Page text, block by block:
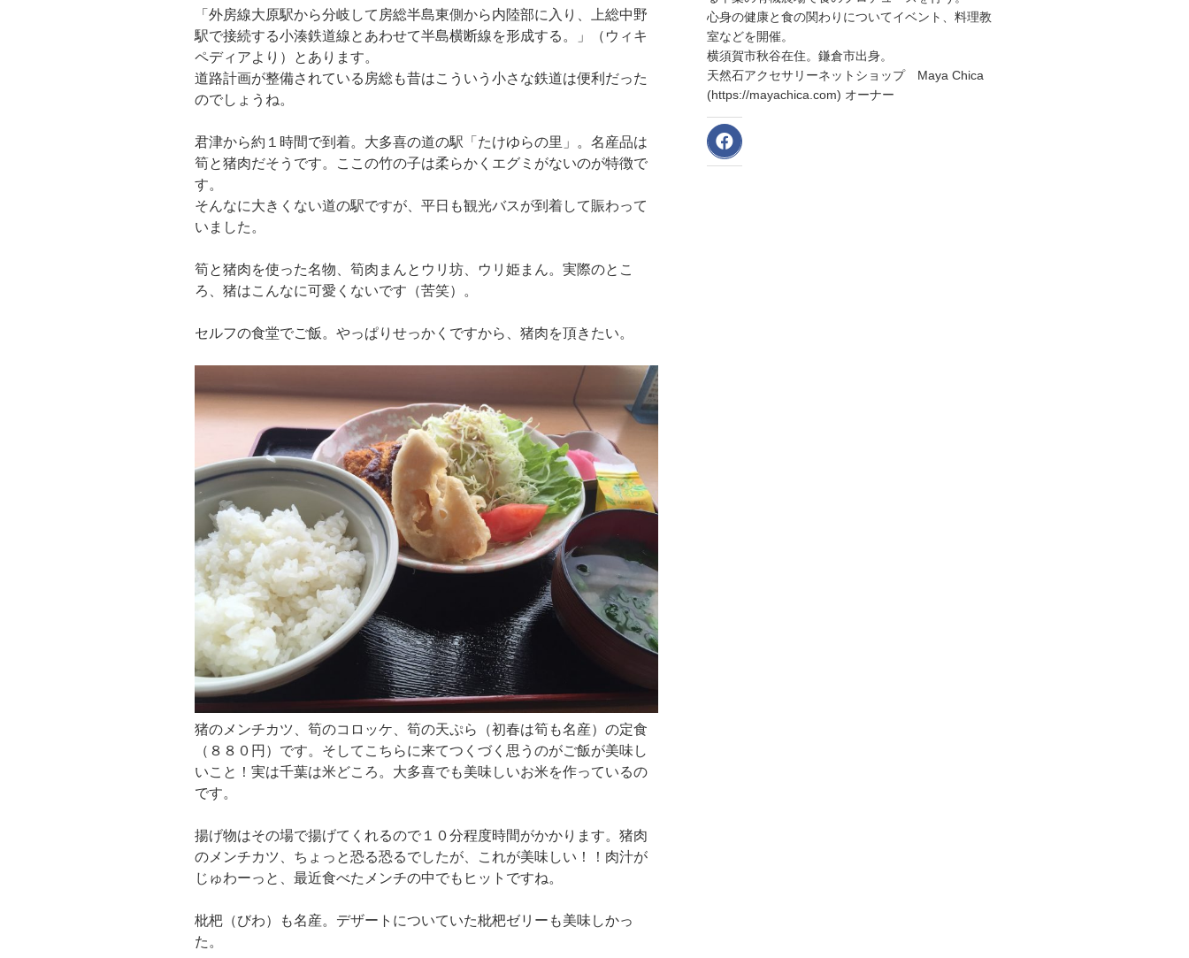
「外房線大原駅から分岐して房総半島東側から内陸部に入り、上総中野
駅で接続する小湊鉄道線とあわせて半島横断線を形成する。」（ウィキ
ペディアより）とあります。
道路計画が整備されている房総も昔はこういう小さな鉄道は便利だった
のでしょうね。
君津から約１時間で到着。大多喜の道の駅「たけゆらの里」。名産品は
筍と猪肉だそうです。ここの竹の子は柔らかくエグミがないのが特徴で
す。
そんなに大きくない道の駅ですが、平日も観光バスが到着して賑わって
いました。
筍と猪肉を使った名物、筍肉まんとウリ坊、ウリ姫まん。実際のとこ
ろ、猪はこんなに可愛くないです（苦笑）。
セルフの食堂でご飯。やっぱりせっかくですから、猪肉を頂きたい。
猪のメンチカツ、筍のコロッケ、筍の天ぷら（初春は筍も名産）の定食
（８８０円）です。そしてこちらに来てつくづく思うのがご飯が美味し
いこと！実は千葉は米どころ。大多喜でも美味しいお米を作っているの
です。
揚げ物はその場で揚げてくれるので１０分程度時間がかかります。猪肉
のメンチカツ、ちょっと恐る恐るでしたが、これが美味しい！！肉汁が
じゅわーっと、最近食べたメンチの中でもヒットですね。
枇杷（びわ）も名産。デザートについていた枇杷ゼリーも美味しかっ
た。
心身の健康と食の関わりについてイベント、料理教
室などを開催。
横須賀市秋谷在住。鎌倉市出身。
天然石アクセサリーネットショップ Maya Chica
(https://mayachica.com) オーナー